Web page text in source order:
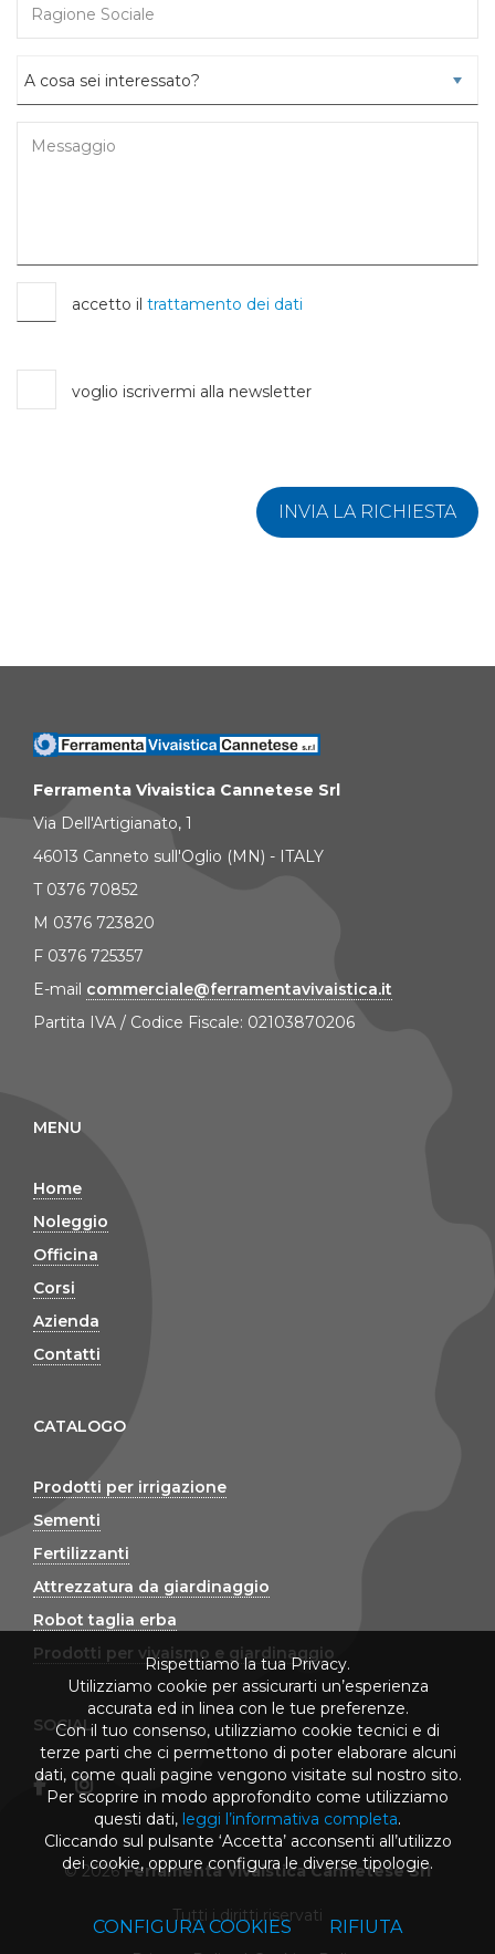
accetto il trattamento dei dati
voglio iscrivermi alla newsletter
INVIA LA RICHIESTA
Ferramenta Vivaistica Cannetese Srl
Via Dell'Artigianato, 1
46013 Canneto sull'Oglio (MN) - ITALY
T 0376 70852
M 0376 723820
F 0376 725357
E-mail commerciale@ferramentavivaistica.it
Partita IVA / Codice Fiscale: 02103870206
MENU
Home
Noleggio
Officina
Corsi
Azienda
Contatti
CATALOGO
Prodotti per irrigazione
Sementi
Fertilizzanti
Attrezzatura da giardinaggio
Robot taglia erba
Prodotti per vivaismo e giardinaggio
SOCIAL
© 2026Ferramenta Vivaistica Cannetese Srl
Tutti i diritti riservati
Rispettiamo la tua Privacy.
Utilizziamo cookie per assicurarti un’esperienza
accurata ed in linea con le tue preferenze.
Con il tuo consenso, utilizziamo cookie tecnici e di
terze parti che ci permettono di poter elaborare alcuni
dati, come quali pagine vengono visitate sul nostro sito.
Per scoprire in modo approfondito come utilizziamo
questi dati, leggi l’informativa completa.
Cliccando sul pulsante ‘Accetta’ acconsenti all’utilizzo
dei cookie, oppure configura le diverse tipologie.
CONFIGURA COOKIES RIFIUTA